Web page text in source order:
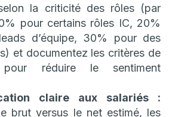
la criticité des rôles (par
pour certains rôles IC, 20%
d’équipe, 30% pour des
et documentez les critères de
pour réduire le sentiment
claire aux salariés :
brut versus le net estimé, les